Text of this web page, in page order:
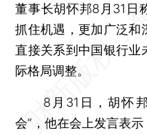
董事长胡怀邦8月31日
抓住机遇，更加广泛和
直接关系到中国银行业
际格局调整。
8月31日，胡怀邦
会”，他在会上发言表